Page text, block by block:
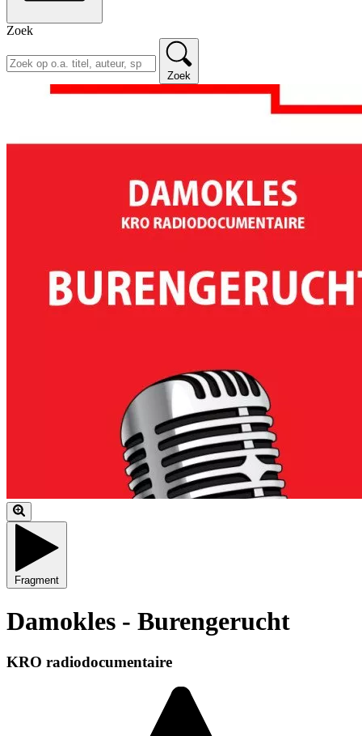
Zoek
Zoek
Fragment
Damokles - Burengerucht
KRO radiodocumentaire